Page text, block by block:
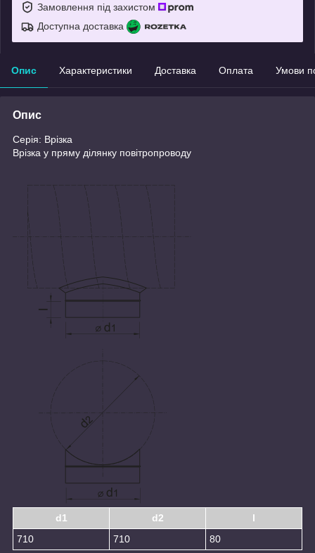
Замовлення під захистом
Доступна доставка
Опис Характеристики Доставка Оплата Умови
Опис
Серія: Врізка
Врізка у пряму ділянку повітропроводу
d1 d2
l
710
710 80